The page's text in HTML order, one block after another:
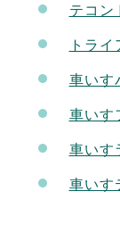
テコン
トラ
車いす
車いす
車いす
車いす